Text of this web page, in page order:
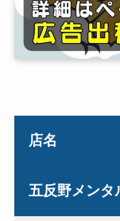
店名
五反野メンタ